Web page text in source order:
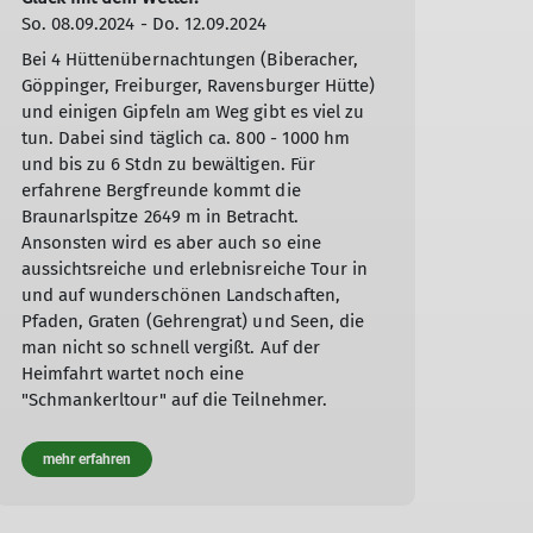
So. 08.09.2024 - Do. 12.09.2024
Bei 4 Hüttenübernachtungen (Biberacher,
Göppinger, Freiburger, Ravensburger Hütte)
und einigen Gipfeln am Weg gibt es viel zu
tun. Dabei sind täglich ca. 800 - 1000 hm
und bis zu 6 Stdn zu bewältigen. Für
erfahrene Bergfreunde kommt die
Braunarlspitze 2649 m in Betracht.
Ansonsten wird es aber auch so eine
aussichtsreiche und erlebnisreiche Tour in
und auf wunderschönen Landschaften,
Pfaden, Graten (Gehrengrat) und Seen, die
man nicht so schnell vergißt. Auf der
Heimfahrt wartet noch eine
"Schmankerltour" auf die Teilnehmer.
mehr erfahren